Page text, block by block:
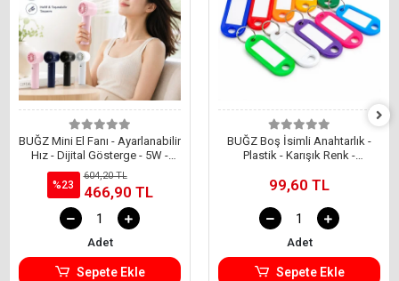
BUĞZ Mini El Fanı - Ayarlanabilir
Hız - Dijital Gösterge - 5W -
Karışık Renk
%23
604,20 TL
466,90 TL
Adet
Sepete Ekle
BUĞZ Boş İsimli Anahtarlık -
Plastik - Karışık Renk -
99,60 TL
Adet
Sepete Ekle